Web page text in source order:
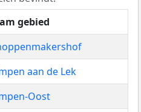
gebied
aan de Lek
Oost